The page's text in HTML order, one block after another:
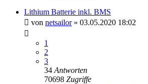
Lithium Batterie inkl. BMS
von netsailor» 03.05.2020 18:02
1
2
3
34 Antworten
70698 Zugriffe